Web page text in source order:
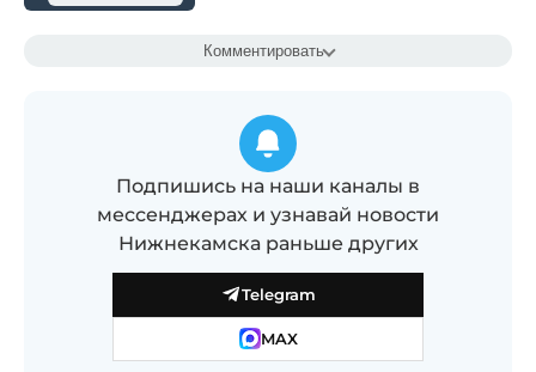
Комментировать
Подпишись на наши каналы в
мессенджерах и узнавай новости
Нижнекамска раньше других
Telegram
MAX